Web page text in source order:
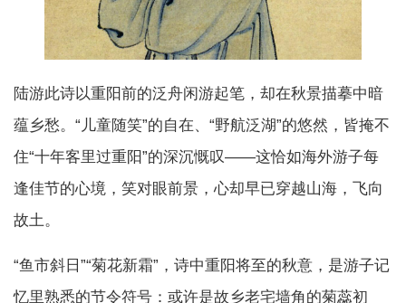
陆游此诗以重阳前的泛舟闲游起笔，却在秋景描摹中暗
蕴乡愁。“儿童随笑”的自在、“野航泛湖”的悠然，皆掩不
住“十年客里过重阳”的深沉慨叹——这恰如海外游子每
逢佳节的心境，笑对眼前景，心却早已穿越山海，飞向
故土。
“鱼市斜日”“菊花新霜”，诗中重阳将至的秋意，是游子记
忆里熟悉的节令符号：或许是故乡老宅墙角的菊蕊初